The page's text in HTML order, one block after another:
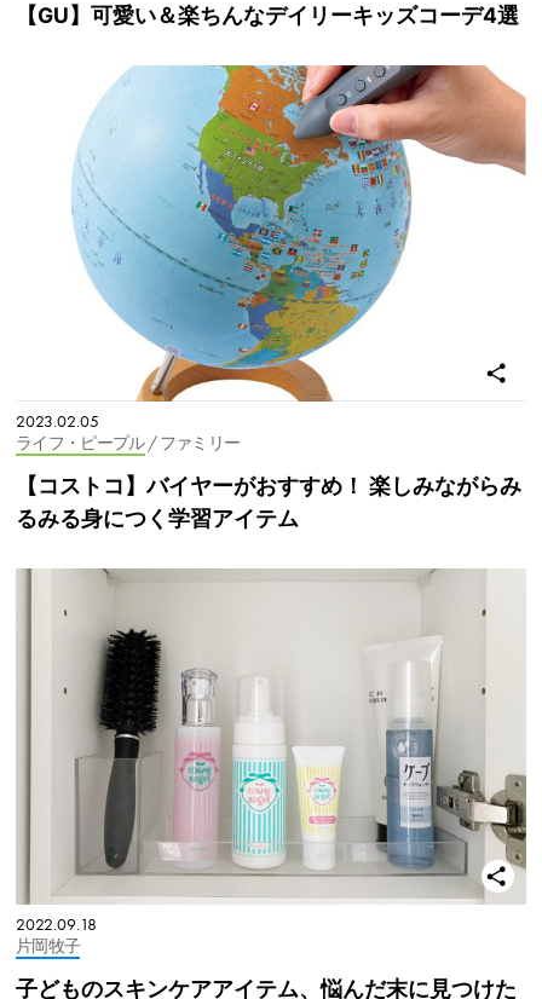
【GU】可愛い＆楽ちんなデイリーキッズコーデ4選
2023.02.05
ライフ・ピープル/ ファミリー
【コストコ】バイヤーがおすすめ！ 楽しみながらみ
るみる身につく学習アイテム
2022.09.18
片岡牧子
子どものスキンケアアイテム、悩んだ末に見つけた